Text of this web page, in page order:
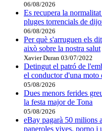
06/08/2026
Es recupera la
pluges torrencials de
06/08/2026
Per què s'arruguen els
això sobre la nostra salut
Xavier Duran 03/07/2022
Detingut el patró de
el conductor d'una moto
05/08/2026
Dues menors ferides
la festa major de Tona
05/08/2026
eBay pagarà 50 milions
paneroles vives, porno i